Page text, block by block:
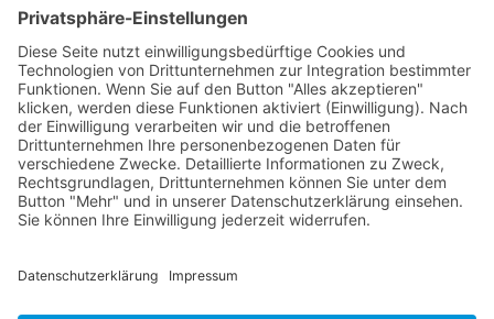
Keine Termine
Unsere Laufstrecke